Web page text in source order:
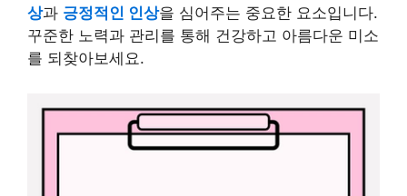
상과 긍정적인 인상을 심어주는 중요한 요소입니다.
꾸준한 노력과 관리를 통해 건강하고 아름다운 미소
를 되찾아보세요.